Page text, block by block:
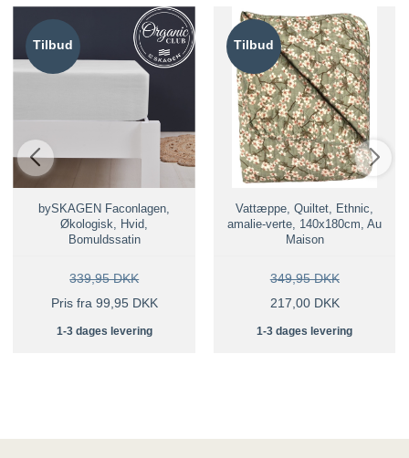
Tilbud
bySKAGEN Faconlagen,
Økologisk, Hvid,
Bomuldssatin
339,95 DKK
Pris fra 99,95 DKK
1-3 dages levering
Tilbud
Vattæppe, Quiltet, Ethnic,
amalie-verte, 140x180cm, Au
Maison
349,95 DKK
217,00 DKK
1-3 dages levering